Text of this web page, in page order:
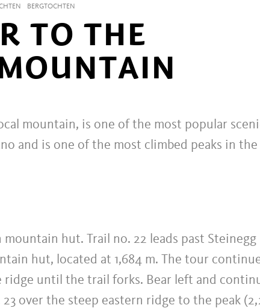
BERGTOCHTEN
TO THE
mountain, is one of the most popular
and is one of the most climbed peaks in the
mountain hut. Trail no. 22 leads past Steinegg
hut, located at 1,684 m. The tour
until the trail forks. Bear left and
over the steep eastern ridge to the peak